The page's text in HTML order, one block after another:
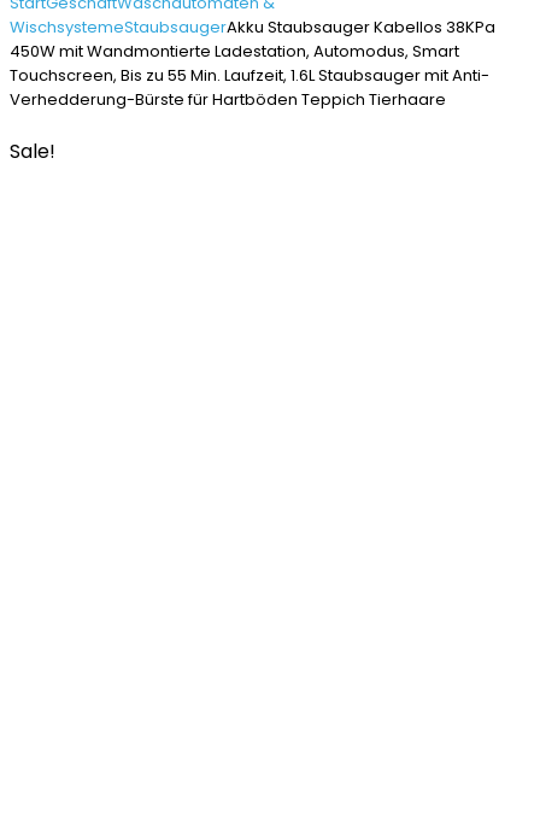
WischsystemeStaubsaugerAkku Staubsauger Kabellos 38KPa
450W mit Wandmontierte Ladestation, Automodus, Smart
Touchscreen, Bis zu 55 Min. Laufzeit, 1.6L Staubsauger mit Anti-
Verhedderung-Bürste für Hartböden Teppich Tierhaare
Sale!